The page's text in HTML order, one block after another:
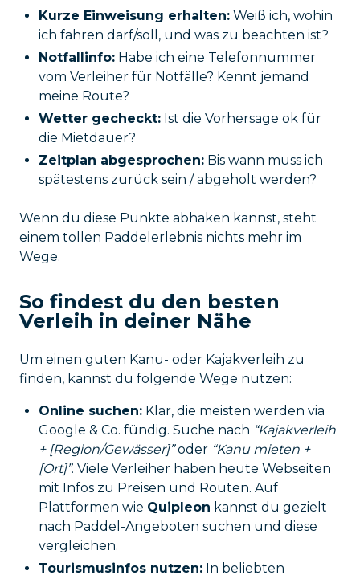
Kurze Einweisung erhalten: Weiß ich, wohin
ich fahren darf/soll, und was zu beachten ist?
Notfallinfo: Habe ich eine Telefonnummer
vom Verleiher für Notfälle? Kennt jemand
meine Route?
Wetter gecheckt: Ist die Vorhersage ok für
die Mietdauer?
Zeitplan abgesprochen: Bis wann muss ich
spätestens zurück sein / abgeholt werden?
Wenn du diese Punkte abhaken kannst, steht
einem tollen Paddelerlebnis nichts mehr im
Wege.
So findest du den besten
Verleih in deiner Nähe
Um einen guten Kanu- oder Kajakverleih zu
finden, kannst du folgende Wege nutzen:
Online suchen: Klar, die meisten werden via
Google & Co. fündig. Suche nach “Kajakverleih
+ [Region/Gewässer]”oder “Kanu mieten +
[Ort]”. Viele Verleiher haben heute Webseiten
mit Infos zu Preisen und Routen. Auf
Plattformen wie Quipleon kannst du gezielt
nach Paddel-Angeboten suchen und diese
vergleichen.
Tourismusinfos nutzen: In beliebten